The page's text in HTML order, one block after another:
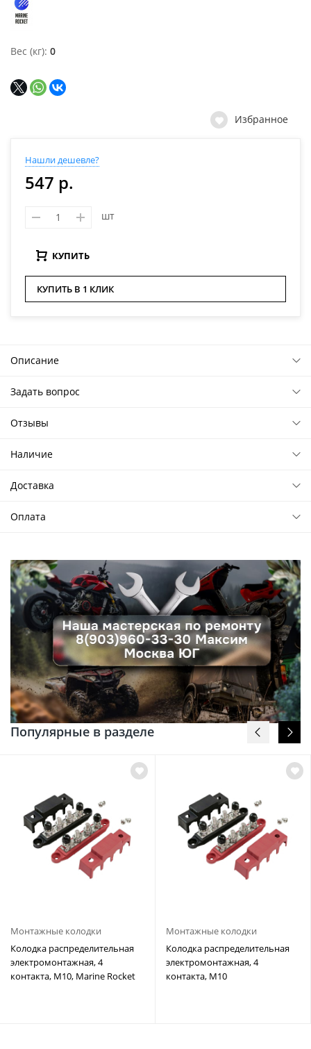
Вес (кг) 0
Избранное
Нашли дешевле?
547 р.
шт
КУПИТЬ
КУПИТЬ В 1 КЛИК
Описание
Задать вопрос
Отзывы
Наличие
Доставка
Оплата
Популярные в разделе
Монтажные колодки
Колодка распределительная
электромонтажная, 4
контакта, M10, Marine Rocket
Монтажные колодки
Колодка распределительная
электромонтажная, 4
контакта, M10